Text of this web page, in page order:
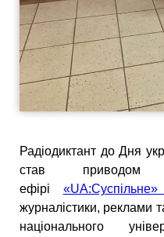
Радіодиктант до Дня
став
ефірі «UA:Суспільне»
журналістики, реклами
національного